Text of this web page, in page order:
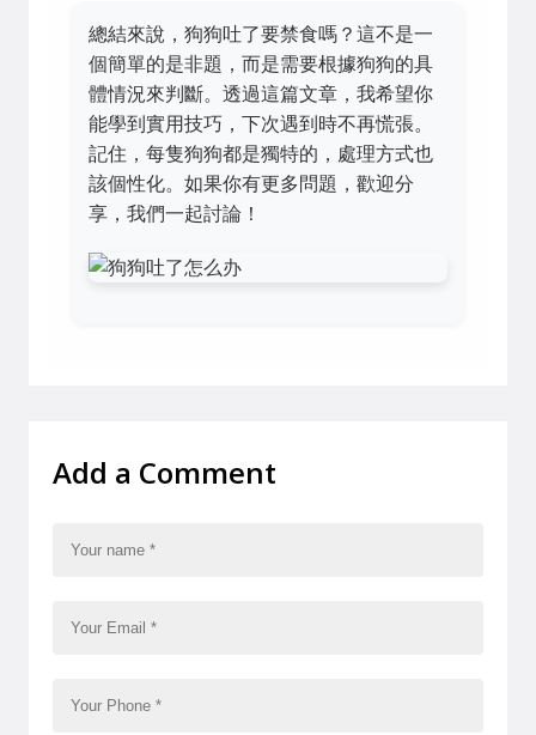
總結來說，狗狗吐了要禁食嗎？這不是一
個簡單的是非題，而是需要根據狗狗的具
體情況來判斷。透過這篇文章，我希望你
能學到實用技巧，下次遇到時不再慌張。
記住，每隻狗狗都是獨特的，處理方式也
該個性化。如果你有更多問題，歡迎分
享，我們一起討論！
Add a Comment